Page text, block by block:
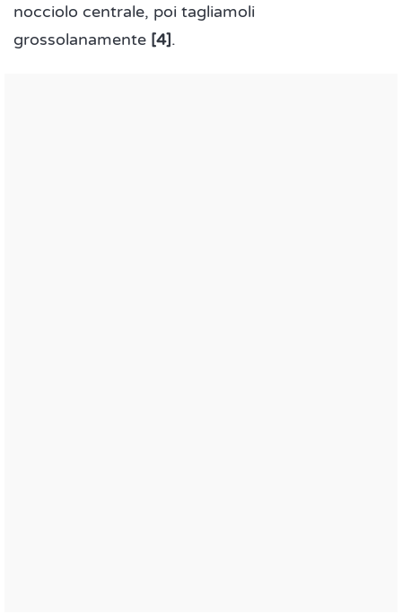
nocciolo centrale, poi tagliamoli
grossolanamente [4].